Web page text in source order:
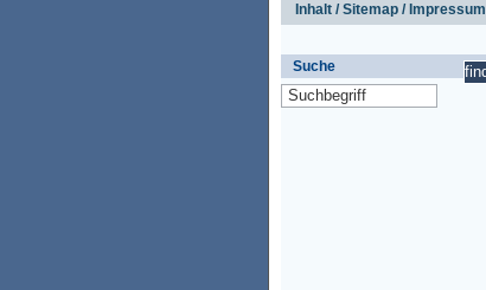
Inhalt / Sitemap / Impressum
Suche